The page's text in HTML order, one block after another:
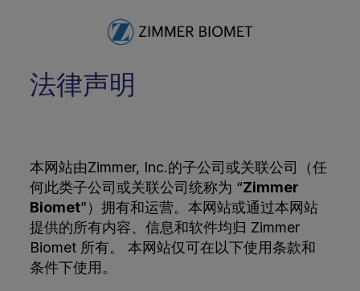
法律声明
本网站由Zimmer, Inc.的子公司或关联公司（任
何此类子公司或关联公司统称为 “Zimmer
Biomet”）拥有和运营。本网站或通过本网站
提供的所有内容、信息和软件均归 Zimmer
Biomet 所有。 本网站仅可在以下使用条款和
条件下使用。